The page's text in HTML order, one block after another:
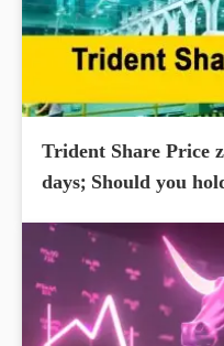
Trident Share Price
days; Should you